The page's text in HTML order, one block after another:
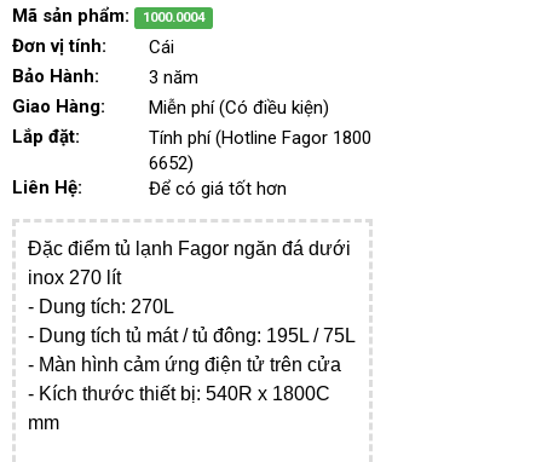
Mã sản phẩm:
1000.0004
Đơn vị tính:
Cái
Bảo Hành:
3 năm
Giao Hàng:
Miễn phí (Có điều kiện)
Lắp đặt:
Tính phí (Hotline Fagor 1800
6652)
Liên Hệ:
Để có giá tốt hơn
Đặc điểm tủ lạnh Fagor ngăn đá dưới
inox 270 lít
- Dung tích: 270L
- Dung tích tủ mát / tủ đông: 195L / 75L
- Màn hình cảm ứng điện tử trên cửa
- Kích thước thiết bị: 540R x 1800C
mm